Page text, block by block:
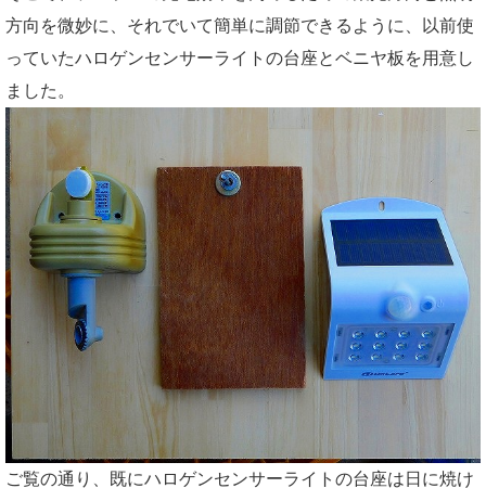
方向を微妙に、それでいて簡単に調節できるように、以前使
っていたハロゲンセンサーライトの台座とベニヤ板を用意し
ました。
ご覧の通り、既にハロゲンセンサーライトの台座は日に焼け